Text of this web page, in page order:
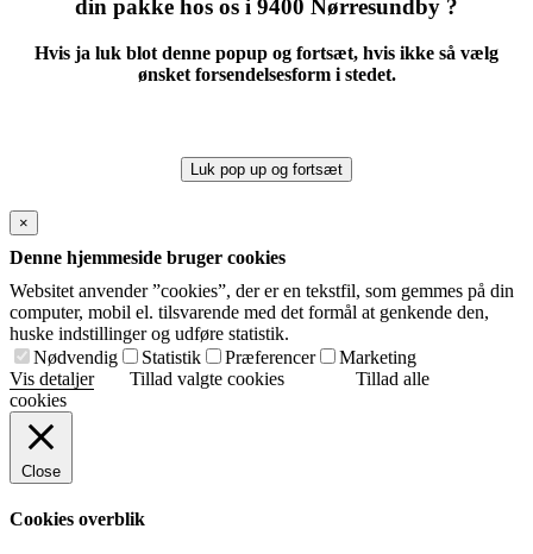
din pakke hos os i 9400 Nørresundby ?
Hvis ja luk blot denne popup og fortsæt, hvis ikke så vælg
ønsket forsendelsesform i stedet.
Luk pop up og fortsæt
×
Denne hjemmeside bruger cookies
Websitet anvender ”cookies”, der er en tekstfil, som gemmes på din
computer, mobil el. tilsvarende med det formål at genkende den,
huske indstillinger og udføre statistik.
Nødvendig
Statistik Præferencer
Marketing
Vis detaljer
Tillad valgte cookies
Tillad alle
cookies
Close
Cookies overblik